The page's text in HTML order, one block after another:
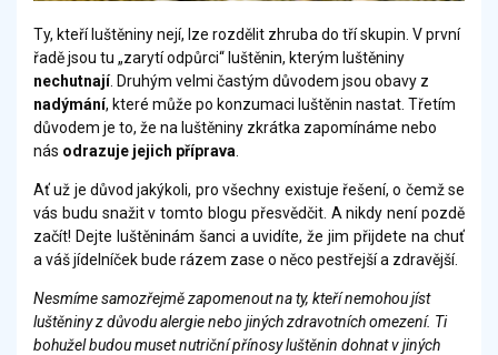
Ty, kteří luštěniny nejí, lze rozdělit zhruba do tří skupin. V první
řadě jsou tu „zarytí odpůrci“ luštěnin, kterým luštěniny
nechutnají. Druhým velmi častým důvodem jsou obavy z
nadýmání, které může po konzumaci luštěnin nastat. Třetím
důvodem je to, že na luštěniny zkrátka zapomínáme nebo
nás odrazuje jejich příprava
Ať už je důvod jakýkoli, pro všechny existuje řešení, o čemž se
vás budu snažit v tomto blogu přesvědčit. A nikdy není pozdě
začít! Dejte luštěninám šanci a uvidíte, že jim přijdete na chuť
a váš jídelníček bude rázem zase o něco pestřejší a zdravější.
Nesmíme samozřejmě zapomenout na ty, kteří nemohou jíst
luštěniny z důvodu alergie nebo jiných zdravotních omezení. Ti
bohužel budou muset nutriční přínosy luštěnin dohnat v jiných